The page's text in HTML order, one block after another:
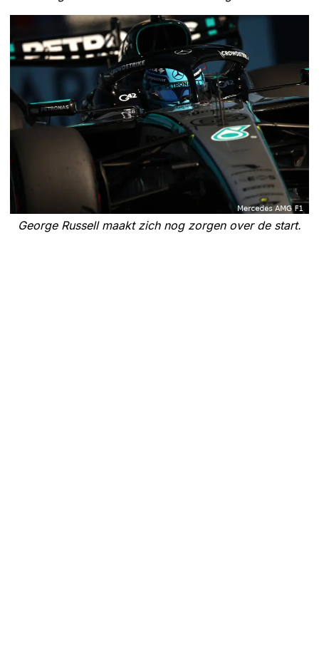
George Russell maakt zich nog zorgen over de start.